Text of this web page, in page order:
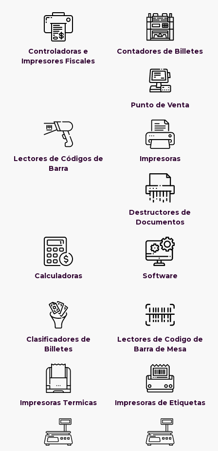
Controladoras e
Impresores Fiscales
Contadores de Billetes
Punto de Venta
Lectores de Códigos de
Barra
Impresoras
Destructores de
Documentos
Calculadoras Software
Clasificadores de
Billetes
Lectores de Codigo de
Barra de Mesa
Impresoras Termicas Impresoras de Etiquetas